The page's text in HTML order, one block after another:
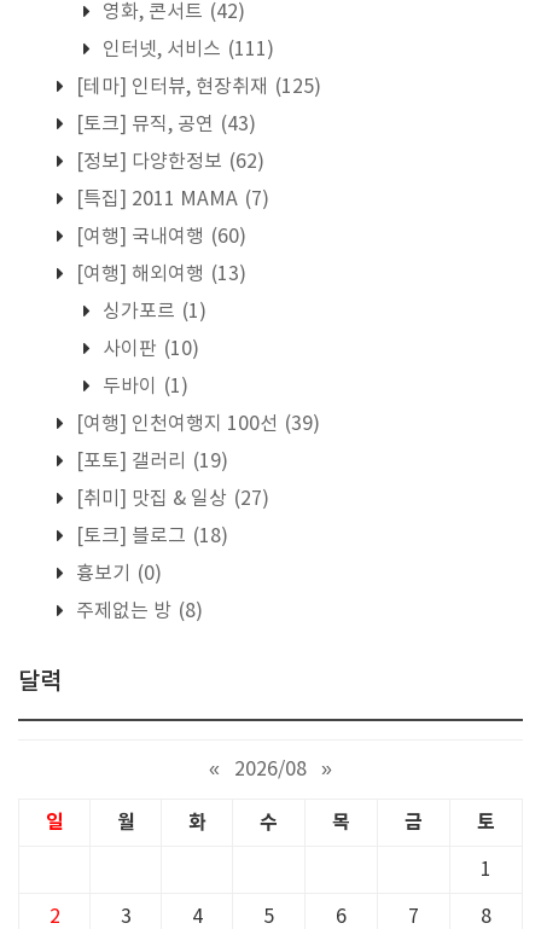
영화, 콘서트 (42)
인터넷, 서비스 (111)
[테마] 인터뷰, 현장취재 (125)
[토크] 뮤직, 공연 (43)
[정보] 다양한정보 (62)
[특집] 2011 MAMA (7)
[여행] 국내여행 (60)
[여행] 해외여행 (13)
싱가포르 (1)
사이판 (10)
두바이
(1)
[여행] 인천여행지 100선 (39)
[포토] 갤러리
(19)
[취미] 맛집 & 일상 (27)
[토크] 블로그 (18)
흉보기
(0)
주제없는 방 (8)
달력
« 2026/08 »
일 월 화 수 목 금 토
1
2 3 4 5 6 7 8